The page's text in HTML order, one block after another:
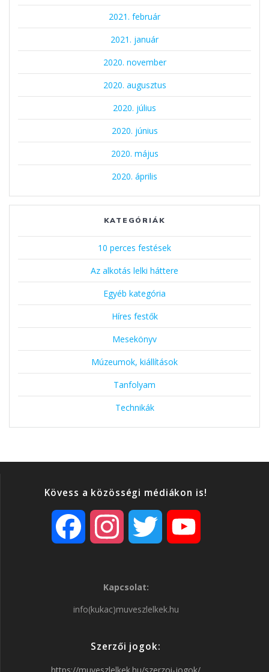
2021. február
2021. január
2020. november
2020. augusztus
2020. július
2020. június
2020. május
2020. április
KATEGÓRIÁK
10 perces festések
Az alkotás lelki háttere
Egyéb kategória
Híres festők
Mesekönyv
Múzeumok, kiállítások
Tanfolyam
Technikák
Kövess a közösségi médiákon is!
s
Kapcsolat:
info(kukac)muveszlelkek.hu
Szerzői jogok: